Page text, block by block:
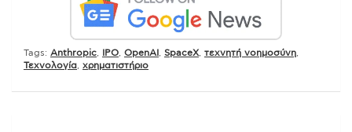
Tags: Anthropic IPO OpenAI SpaceX τεχνητή νοημοσύνη
Τεχνολογία χρηματιστήριο